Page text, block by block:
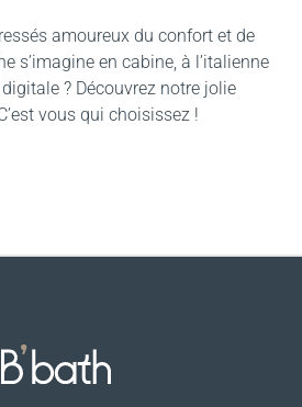
amoureux du confort et de
s’imagine en cabine, à l’italienne
? Découvrez notre jolie
vous qui choisissez !